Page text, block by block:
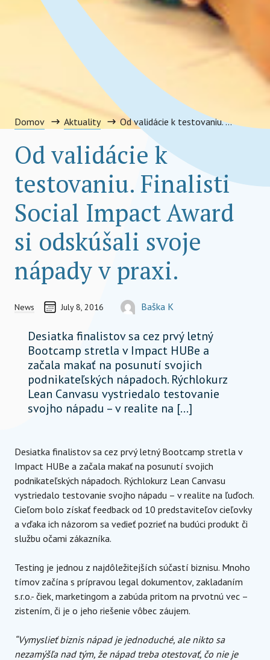
Domov Aktuality Od validácie k testovaniu. Finalisti Social Impact Award si odskúšali svoje nápady v praxi.
Od validácie k
testovaniu. Finalisti
Social Impact Award
si odskúšali svoje
nápady v praxi.
News CREATED ON
July 8, 2016 AUTORBaška K
Desiatka finalistov sa cez prvý letný
Bootcamp stretla v Impact HUBe a
začala makať na posunutí svojich
podnikateľských nápadoch. Rýchlokurz
Lean Canvasu vystriedalo testovanie
svojho nápadu – v realite na […]
Desiatka finalistov sa cez prvý letný Bootcamp stretla v
Impact HUBe a začala makať na posunutí svojich
podnikateľských nápadoch. Rýchlokurz Lean Canvasu
vystriedalo testovanie svojho nápadu – v realite na ľuďoch.
Cieľom bolo získať feedback od 10 predstaviteľov cieľovky
a vďaka ich názorom sa vedieť pozrieť na budúci produkt či
službu očami zákazníka.
Testing je jednou z najdôležitejších súčastí biznisu. Mnoho
tímov začína s prípravou legal dokumentov, zakladaním
s.r.o.- čiek, marketingom a zabúda pritom na prvotnú vec –
zistením, či je o jeho riešenie vôbec záujem.
“Vymyslieť biznis nápad je jednoduché, ale nikto sa
nezamýšľa nad tým, že nápad treba otestovať, čo nie je